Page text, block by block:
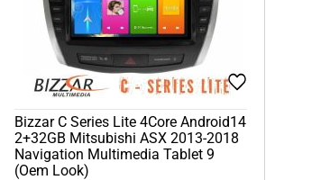
Bizzar C Series Lite 4Core Android14
2+32GB Mitsubishi ASX 2013-2018
Navigation Multimedia Tablet 9
(Oem Look)